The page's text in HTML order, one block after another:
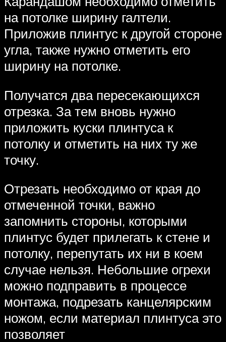
на потолке ширину галтели.
Приложив плинтус к другой стороне
угла, также нужно отметить его
ширину на потолке.
Получатся два пересекающихся
отрезка. За тем вновь нужно
приложить куски плинтуса к
потолку и отметить на них ту же
точку.
Отрезать необходимо от края до
отмеченной точки, важно
запомнить стороны, которыми
плинтус будет прилегать к стене и
потолку, перепутать их ни в коем
случае нельзя. Небольшие огрехи
можно подправить в процессе
монтажа, подрезать канцелярским
ножом, если материал плинтуса это
позволяет